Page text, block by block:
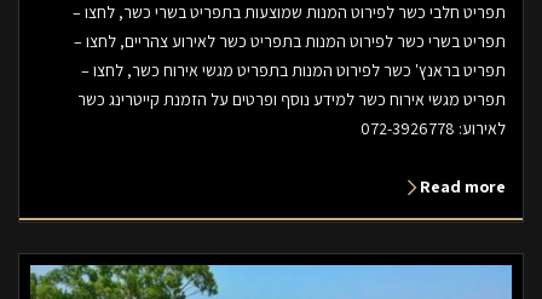
תפריט חלבי כשר לפירוט המנות שמוצעות בתפריט בשרי כשר, לחצו –
תפריט בשרי כשר לפירוט המנות בתפריט כשר לאירוע צהריים, לחצו –
תפריט בראנץ' כשר לפירוט המנות בתפריט מגשי אירוח כשר, לחצו –
תפריט מגשי אירוח כשר למידע נוסף ופרטים על הזמנת קייטרינג כשר
לאירוע: 072-3926778
Read more